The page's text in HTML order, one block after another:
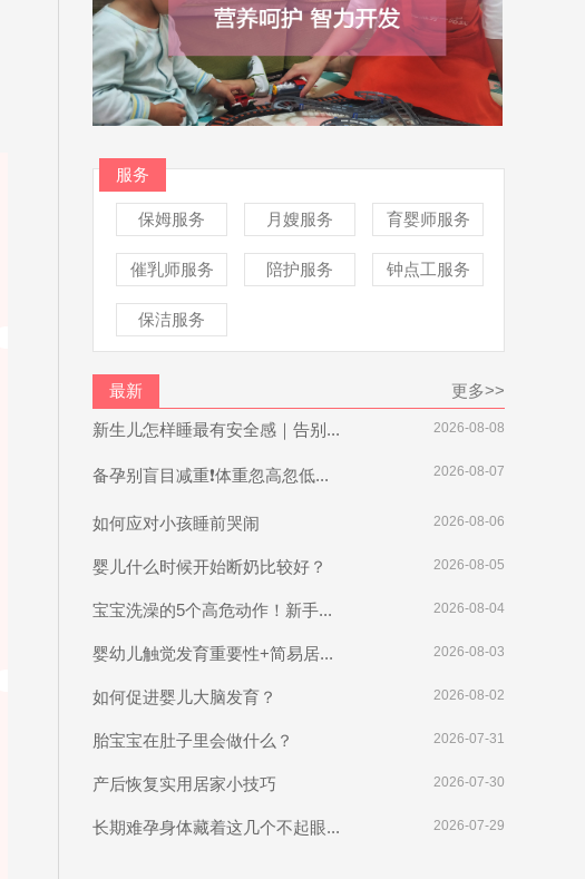
服务
保姆服务 月嫂服务 育婴师服务
催乳师服务 陪护服务 钟点工服务
保洁服务
最新 更多>>
新生儿怎样睡最有安全感｜告别... 2026-08-08
备孕别盲目减重❗体重忽高忽低... 2026-08-07
如何应对小孩睡前哭闹 2026-08-06
婴儿什么时候开始断奶比较好？ 2026-08-05
宝宝洗澡的5个高危动作！新手... 2026-08-04
婴幼儿触觉发育重要性+简易居... 2026-08-03
如何促进婴儿大脑发育？ 2026-08-02
胎宝宝在肚子里会做什么？ 2026-07-31
产后恢复实用居家小技巧 2026-07-30
长期难孕身体藏着这几个不起眼... 2026-07-29